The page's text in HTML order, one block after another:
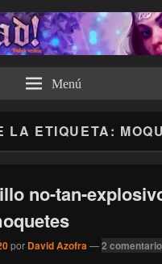
Menú
LA ETIQUETA:
no-tan-
por David Azofra—2